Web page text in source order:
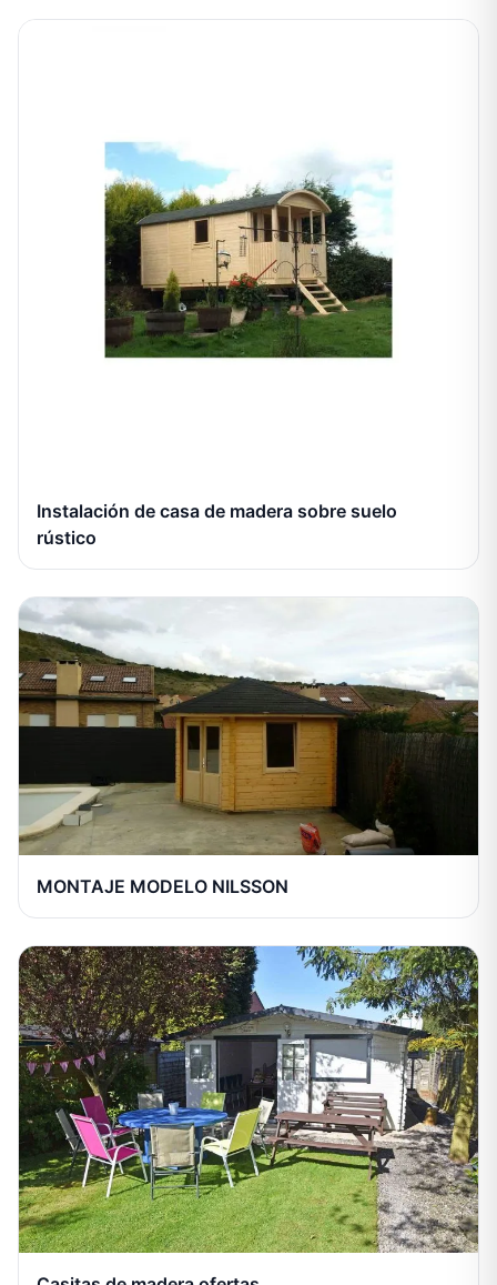
Instalación de casa de madera sobre suelo
rústico
MONTAJE MODELO NILSSON